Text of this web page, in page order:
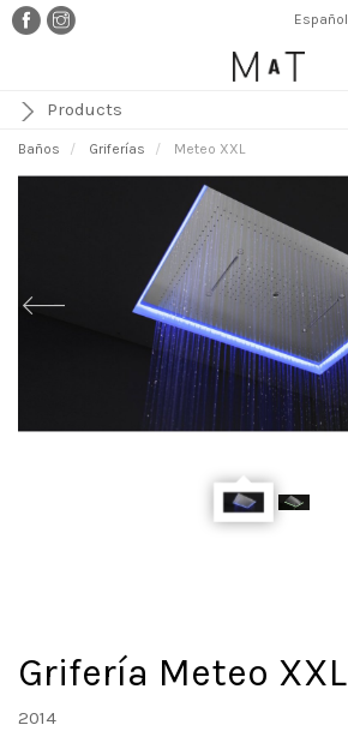
Pasar
al
Español
Products
Baños Griferías Meteo XXL
Grifería Meteo XXL
2014